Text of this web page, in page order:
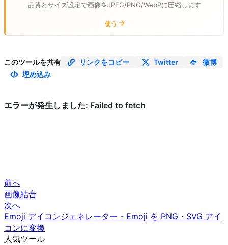
品質とサイズ設定で画像をJPEG/PNG/WebPに圧縮します
使う
このツールを共有 リンクをコピー Twitter
微博
埋め込み
前へ
画像結合
次へ
Emoji アイコンジェネレーター - Emoji を PNG・SVG アイ
コンに変換
人気ツール